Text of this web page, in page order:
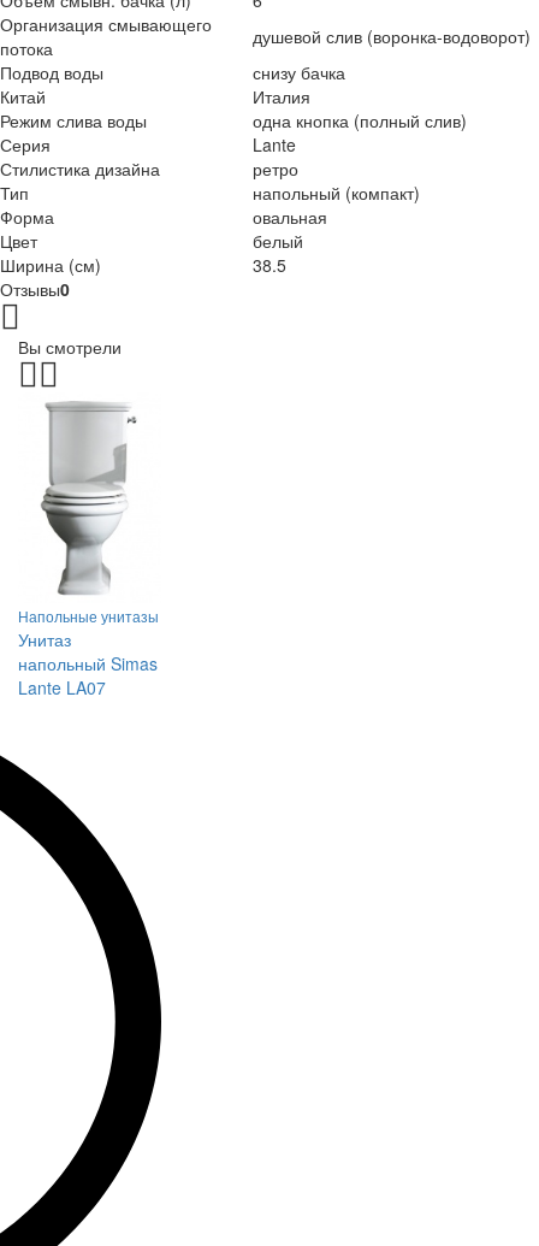
Организация смывающего
потока
душевой слив (воронка-водоворот)
Подвод воды
снизу бачка
Китай
Италия
Режим слива воды
одна кнопка (полный слив)
Серия
Lante
Стилистика дизайна
ретро
Тип
напольный (компакт)
Форма
овальная
Цвет
белый
Ширина (см)
38.5
Отзывы0
Вы смотрели
Напольные унитазы
Унитаз
напольный Simas
Lante LA07